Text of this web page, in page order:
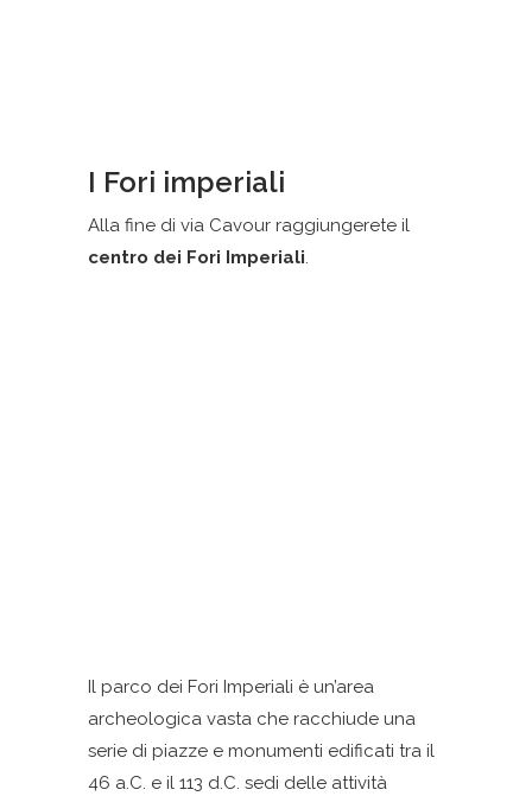
I Fori imperiali
Alla fine di via Cavour raggiungerete il
centro dei Fori Imperiali.
Il parco dei Fori Imperiali è un’area
archeologica vasta che racchiude una
serie di piazze e monumenti edificati tra il
46 a.C. e il 113 d.C. sedi delle attività